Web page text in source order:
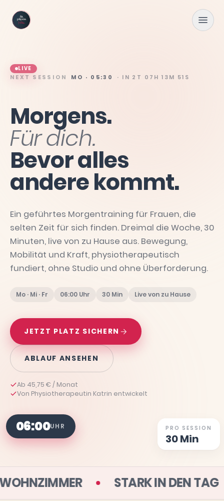
LIVE
NEXT SESSION MO · 05:30 · IN 2T 07H 13M 49S
Morgens.
Fürdich.
Bevoralles
anderekommt.
Ein geführtes Morgentraining für Frauen, die
selten Zeit für sich finden. Dreimal die Woche, 30
Minuten, live von zu Hause aus. Bewegung,
Mobilität und Kraft, physiotherapeutisch
fundiert, ohne Studio und ohne Überforderung.
Mo · Mi · Fr 06:00 Uhr 30 Min Live von zu Hause
JETZT PLATZ SICHERN
ABLAUF ANSEHEN
Ab 45,75 € / Monat
Von Physiotherapeutin Katrin entwickelt
06:00UHR PRO SESSION
30 Min
DEINEM WOHNZIMMER STARK